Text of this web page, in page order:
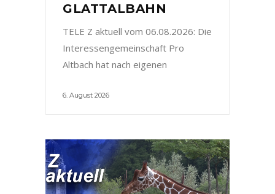
GLATTALBAHN
TELE Z aktuell vom 06.08.2026: Die
Interessengemeinschaft Pro
Altbach hat nach eigenen
6. August 2026